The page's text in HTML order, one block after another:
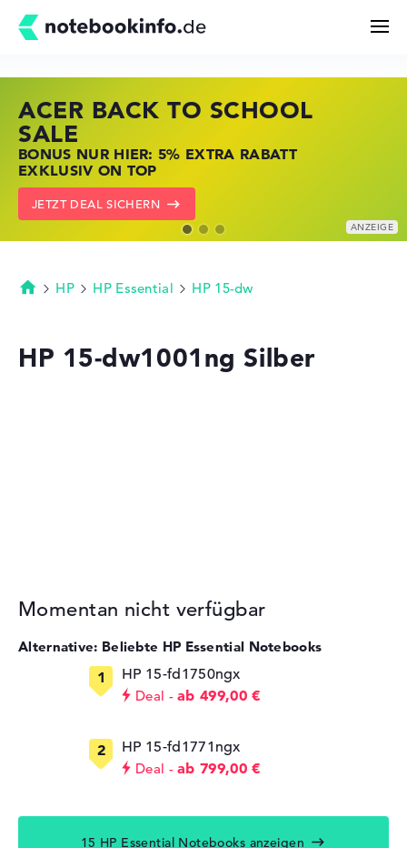
Kaufberatung
Technik & Wissen
Deals
ACER BACK TO SCHOOL
SALE
BONUS NUR HIER: 5% EXTRA RABATT
EXKLUSIV ON TOP
JETZT DEAL SICHERN
HP STORE SSV DEALS
JETZT ZUGREIFEN: NOTEBOOKS BEI HP
KRÄFTIG REDUZIERT
ZU DEN HP ANGEBOTEN
LENOVO LAPTOP DEALS
NOTEBOOKS BEI LENOVO JETZT
KRÄFTIG REDUZIERT
LENOVO DEALS ZEIGEN
Startseite
HP HP Essential HP 15-dw
HP 15-dw1001ng Silber
Momentan nicht verfügbar
Alternative: Beliebte HP Essential Notebooks
HP 15-fd1750ngx
Deal ab 499,00 €
HP 15-fd1771ngx
Deal ab 799,00 €
15 HP Essential Notebooks anzeigen